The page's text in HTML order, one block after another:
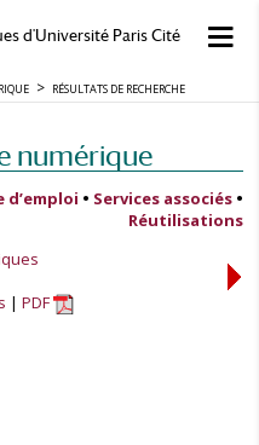
d'Université Paris Cité
RÉSULTATS DE RECHERCHE
numérique
d’emploi • Services associés •
Réutilisations
PDF